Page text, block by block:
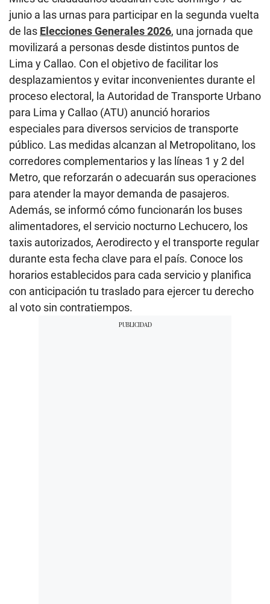
junio a las urnas para participar en la segunda vuelta
de las Elecciones Generales 2026, una jornada que
movilizará a personas desde distintos puntos de
Lima y Callao. Con el objetivo de facilitar los
desplazamientos y evitar inconvenientes durante el
proceso electoral, la Autoridad de Transporte Urbano
para Lima y Callao (ATU) anunció horarios
especiales para diversos servicios de transporte
público. Las medidas alcanzan al Metropolitano, los
corredores complementarios y las líneas 1 y 2 del
Metro, que reforzarán o adecuarán sus operaciones
para atender la mayor demanda de pasajeros.
Además, se informó cómo funcionarán los buses
alimentadores, el servicio nocturno Lechucero, los
taxis autorizados, Aerodirecto y el transporte regular
durante esta fecha clave para el país. Conoce los
horarios establecidos para cada servicio y planifica
con anticipación tu traslado para ejercer tu derecho
al voto sin contratiempos.